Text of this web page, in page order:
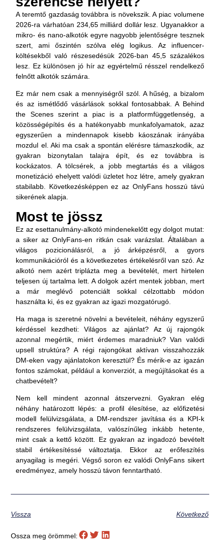
A teremtő gazdaság továbbra is növekszik. A piac volumene
2026-ra várhatóan 234,65 milliárd dollárlesz. Ugyanakkor a
mikro- és nano-alkotók egyre nagyobb jelentőségre tesznek
szert, ami őszintén szólva elég logikus. Az influencer-
költésekből való részesedésük 2026-ban 45,5 százalékos
lesz. Ez különösen jó hír az egyértelmű résszel rendelkező
felnőtt alkotók számára.
Ez már nem csak a mennyiségről szól. A hűség, a bizalom
és az ismétlődő vásárlások sokkal fontosabbak. A Behind
the Scenes szerint a piac is a platformfüggetlenség, a
közösségépítés és a hatékonyabb munkafolyamatok, azaz
egyszerűen a mindennapok kisebb káoszának irányába
mozdul el. Aki ma csak a spontán elérésre támaszkodik, az
gyakran bizonytalan talajra épít, és ez továbbra is
kockázatos. A tölcsérek, a jobb megtartás és a világos
monetizáció ehelyett valódi üzletet hoz létre, amely gyakran
stabilabb. Következésképpen ez az OnlyFans hosszú távú
sikerének alapja.
Most te jössz
Ez az esettanulmány-alkotó mindenekelőtt egy dolgot mutat:
a siker az OnlyFans-en ritkán csak varázslat. Általában a
világos pozicionálásról, a jó árképzésről, a gyors
kommunikációról és a következetes értékelésről van szó. Az
alkotó nem azért triplázta meg a bevételét, mert hirtelen
teljesen új tartalma lett. A dolgok azért mentek jobban, mert
a már meglévő potenciált sokkal célzottabb módon
használta ki, és ez gyakran az igazi mozgatórugó.
Ha maga is szeretné növelni a bevételeit, néhány egyszerű
kérdéssel kezdheti: Világos az ajánlat? Az új rajongók
azonnal megértik, miért érdemes maradniuk? Van valódi
upsell struktúra? A régi rajongókat aktívan visszahozzák
DM-eken vagy ajánlatokon keresztül? És mérik-e az igazán
fontos számokat, például a konverziót, a megújításokat és a
chatbevételt?
Nem kell mindent azonnal átszervezni. Gyakran elég
néhány határozott lépés: a profil élesítése, az előfizetési
modell felülvizsgálata, a DM-rendszer javítása és a KPI-k
rendszeres felülvizsgálata, valószínűleg inkább hetente,
mint csak a kettő között. Ez gyakran az ingadozó bevételt
stabil értékesítéssé változtatja. Ekkor az erőfeszítés
anyagilag is megéri. Végső soron ez valódi OnlyFans sikert
eredményez, amely hosszú távon fenntartható.
Vissza Következő
Ossza meg örömmel: